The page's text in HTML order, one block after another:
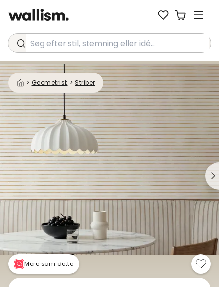
Søg efter stil, stemning eller idé...
> Geometrisk > Striber
Mere som dette